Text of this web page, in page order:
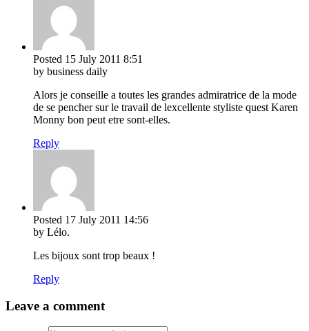
Posted 15 July 2011 8:51
by business daily
Alors je conseille a toutes les grandes admiratrice de la mode
de se pencher sur le travail de lexcellente styliste quest Karen
Monny bon peut etre sont-elles.
Reply
Posted 17 July 2011 14:56
by Lélo.
Les bijoux sont trop beaux !
Reply
Leave a comment